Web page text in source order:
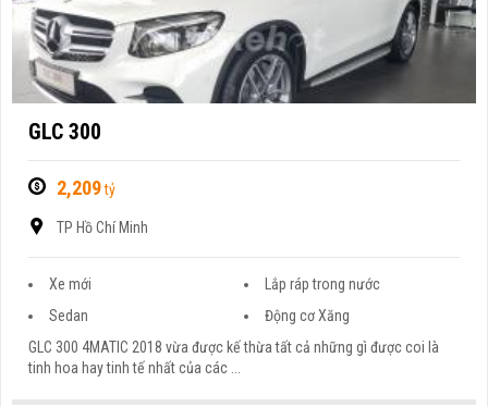
GLC 300
2,209tỷ
TP Hồ Chí Minh
Xe mới
Lắp ráp trong nước
Sedan
Động cơ Xăng
GLC 300 4MATIC 2018 vừa được kế thừa tất cả những gì được coi là
tinh hoa hay tinh tế nhất của các ...